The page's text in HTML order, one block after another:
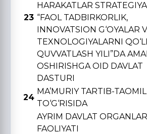
23
HARAKATLAR
“FAOL TADBIRKORLIK,
INNOVATSION G‘OYALAR
TЕXNOLOGIYALARNI
QUVVATLASH YILI”DA
OSHIRISHGA OID DAVLAT
DASTURI
24
MA’MURIY TARTIB-
TO‘G‘RISIDA
AYRIM DAVLAT
FAOLIYATI